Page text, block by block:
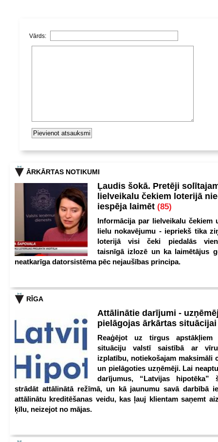
Vārds:
ĀRKĀRTAS NOTIKUMI
Ļaudis šokā. Pretēji
lielveikalu čekiem loterijā
iespēja laimēt (85)
Informācija par lielveikalu čekiem
lielu nokavējumu - iepriekš tika
loterijā visi čeki piedalās
taisnīgā izlozē un ka laimētājus
neatkarīga datorsistēma pēc nejaušības principa.
RĪGA
Attālinātie darījumi -
pielāgojas ārkārtas
Reaģējot uz tirgus apstākļiem
situāciju valstī saistībā ar
izplatību, notiekošajam maksimāli
un pielāgoties uzņēmēji. Lai
darījumus, “Latvijas hipotēka”
strādāt attālinātā režīmā, un kā jaunumu savā darbībā
attālinātu kreditēšanas veidu, kas ļauj klientam saņemt
ķīlu, neizejot no mājas.